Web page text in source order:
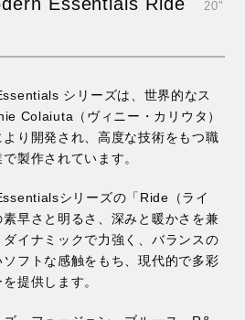
20"
シリーズは、世界的なス
Colaiuta（ヴィニー・カリウタ）
り開発され、高度な技術をもつ職
製作されています。
シリーズの「Ride（ライ
素早さと明るさ、深みと暖かさを兼
イナミックで力強く、バランスの
フトな感触をもち、現代的で多彩
提供します。